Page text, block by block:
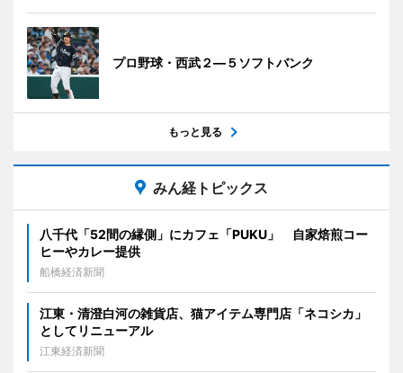
プロ野球・西武２―５ソフトバンク
もっと見る
みん経トピックス
八千代「52間の縁側」にカフェ「PUKU」 自家焙煎コー
ヒーやカレー提供
船橋経済新聞
江東・清澄白河の雑貨店、猫アイテム専門店「ネコシカ」
としてリニューアル
江東経済新聞